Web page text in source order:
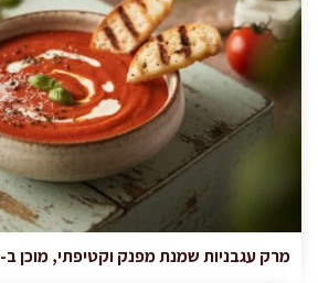
מרק עגבניות שמנת מפנק וקטיפתי, מוכן ב-35 דקות